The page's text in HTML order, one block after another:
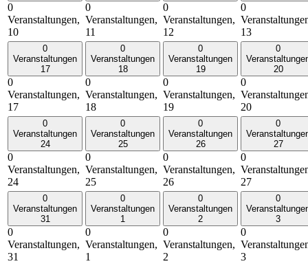
0
Veranstaltungen,
10
0
Veranstaltungen,
11
0
Veranstaltungen,
12
0
13
0
Veranstaltungen
17
0
Veranstaltungen,
17
0
Veranstaltungen
18
0
Veranstaltungen,
18
0
Veranstaltungen
19
0
Veranstaltungen,
19
0
20
0
20
0
Veranstaltungen
24
0
Veranstaltungen,
24
0
Veranstaltungen
25
0
Veranstaltungen,
25
0
Veranstaltungen
26
0
Veranstaltungen,
26
0
27
0
27
0
Veranstaltungen
31
0
Veranstaltungen,
31
0
Veranstaltungen
1
0
Veranstaltungen,
1
0
Veranstaltungen
2
0
Veranstaltungen,
2
0
3
0
3